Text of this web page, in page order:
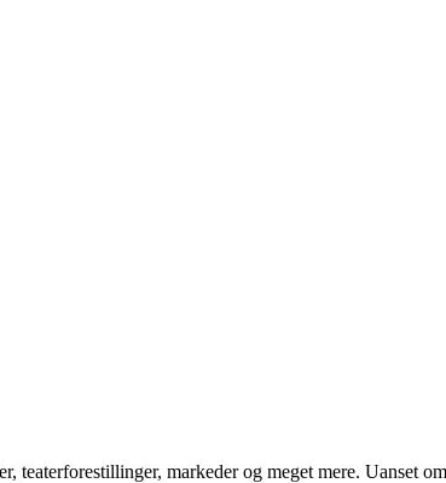
markeder og meget mere. Uanset